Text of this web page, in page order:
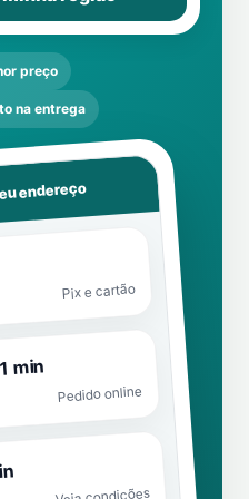
preço
na entrega
endereço
Pix e cartão
min
Pedido online